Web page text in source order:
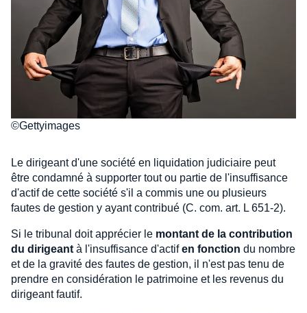
©Gettyimages
Le dirigeant d'une société en liquidation judiciaire peut
être condamné à supporter tout ou partie de l'insuffisance
d'actif de cette société s'il a commis une ou plusieurs
fautes de gestion y ayant contribué (C. com. art. L 651-2).
Si le tribunal doit apprécier le montant de la contribution
du dirigeant à l'insuffisance d'actifen fonction du nombre
et de la gravité des fautes de gestion, il n'est pas tenu de
prendre en considération le patrimoine et les revenus du
dirigeant fautif.